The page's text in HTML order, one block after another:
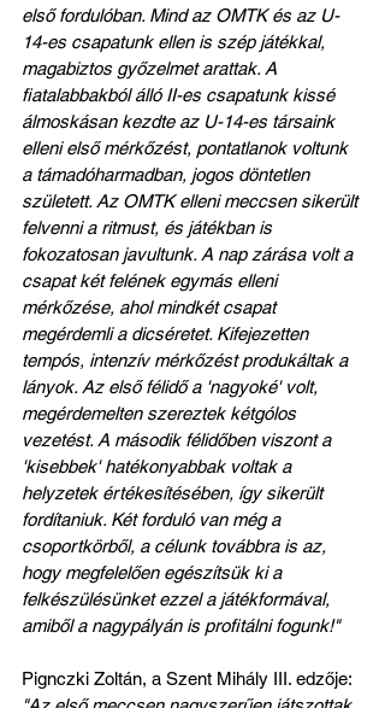
első fordulóban. Mind az OMTK és az U-
14-es csapatunk ellen is szép játékkal,
magabiztos győzelmet arattak. A
fiatalabbakból álló II-es csapatunk kissé
álmoskásan kezdte az U-14-es társaink
elleni első mérkőzést, pontatlanok voltunk
a támadóharmadban, jogos döntetlen
született. Az OMTK elleni meccsen sikerült
felvenni a ritmust, és játékban is
fokozatosan javultunk. A nap zárása volt a
csapat két felének egymás elleni
mérkőzése, ahol mindkét csapat
megérdemli a dicséretet. Kifejezetten
tempós, intenzív mérkőzést produkáltak a
lányok. Az első félidő a 'nagyoké' volt,
megérdemelten szereztek kétgólos
vezetést. A második félidőben viszont a
'kisebbek' hatékonyabbak voltak a
helyzetek értékesítésében, így sikerült
fordítaniuk. Két forduló van még a
csoportkörből, a célunk továbbra is az,
hogy megfelelően egészítsük ki a
felkészülésünket ezzel a játékformával,
amiből a nagypályán is profitálni fogunk!"
Pignczki Zoltán, a Szent Mihály III. edzője: